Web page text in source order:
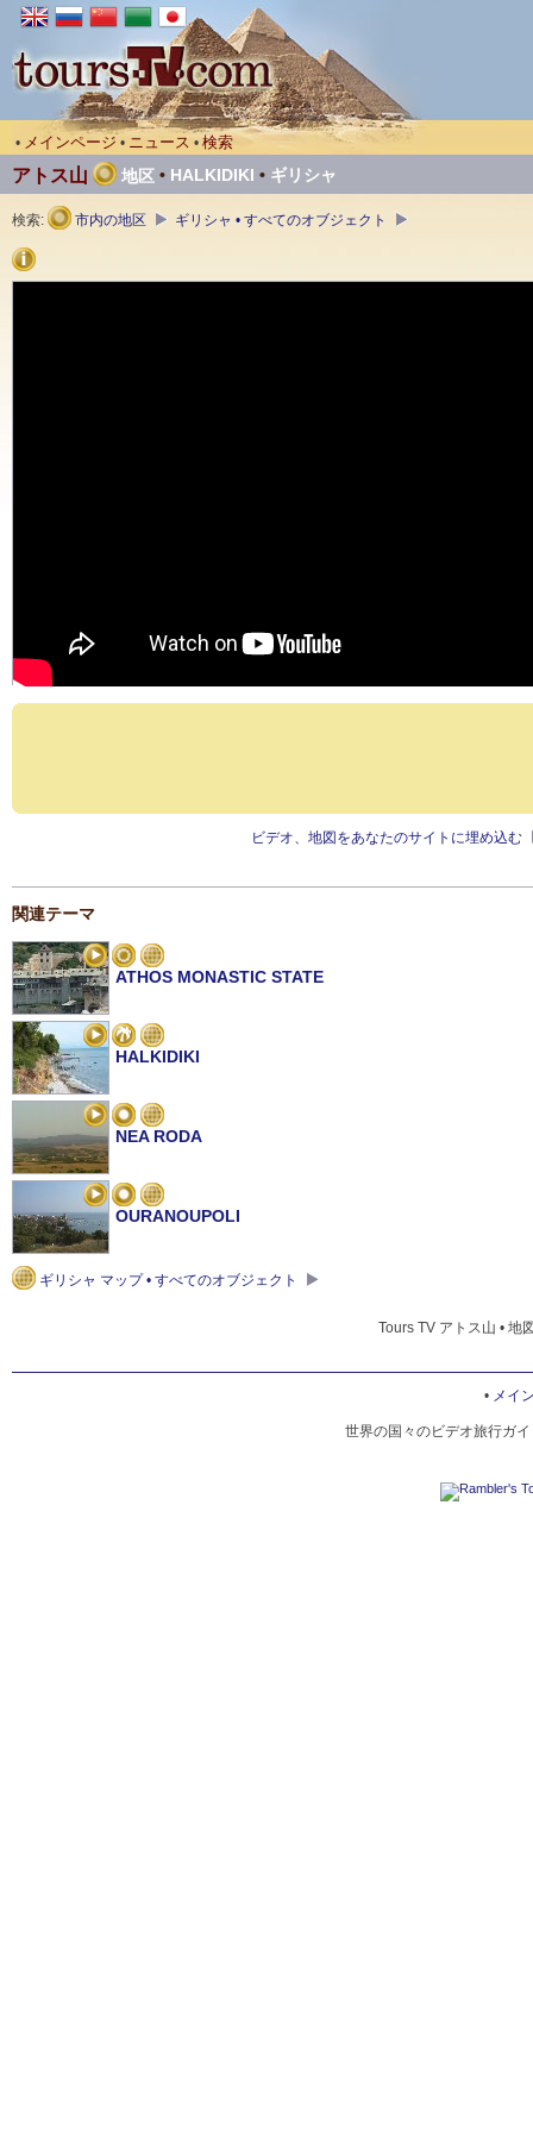
• メインページ • ニュース • 検索
アトス山 地区 • HALKIDIKI • ギリシャ
検索: 市内の地区 ギリシャ • すべてのオブジェクト
ビデオ、地図をあなたのサイトに埋め込む
関連テーマ
ATHOS MONASTIC STATE
HALKIDIKI
NEA RODA
OURANOUPOLI
ギリシャ マップ • すべてのオブジェクト
Tours TV アトス山 • 地
• メイ
世界の国々のビデオ旅行ガ